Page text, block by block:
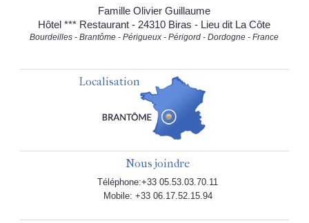
Famille Olivier Guillaume
Hôtel *** Restaurant - 24310 Biras - Lieu dit La Côte
Bourdeilles - Brantôme - Périgueux - Périgord - Dordogne - France
Localisation
Nous joindre
Téléphone:+33 05.53.03.70.11
Mobile: +33 06.17.52.15.94